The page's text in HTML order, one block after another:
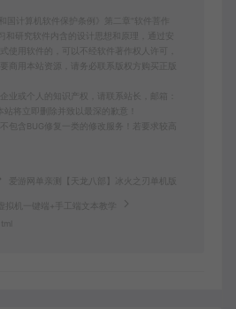
国计算机软件保护条例》第二章"软件菩作
和研究软件内含的设计思想和原理，通过安
使用软件的，可以不经软件著作权人许可，
商用本站资源，请务必联系版权方购买正版
业或个人的知识产权，请联系站长，邮箱：
将立即删除并致以最深的歉意！
包含BUG修复一类的修改服务！若要求较高
爱游网单亲测【天龙八部】冰火之刃单机版
拟机一键端+手工端文本教学